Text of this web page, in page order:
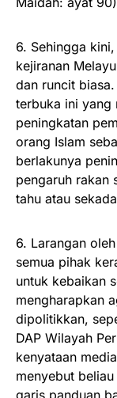
6. Sehingga
kejiranan
dan runcit
terbuka ini yang
peningkatan
orang Islam
berlakunya
pengaruh rakan
tahu atau
6. Larangan
semua pihak
untuk kebaikan
mengharapkan
dipolitikkan,
DAP Wilayah
kenyataan
menyebut